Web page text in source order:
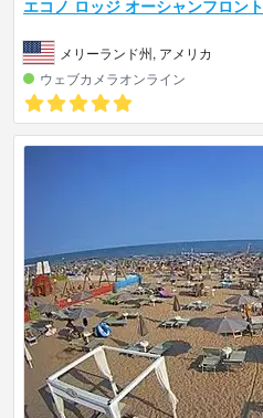
エコノ ロッジ オーシャンフロント
メリーランド州, アメリカ
ウェブカメラオンライン